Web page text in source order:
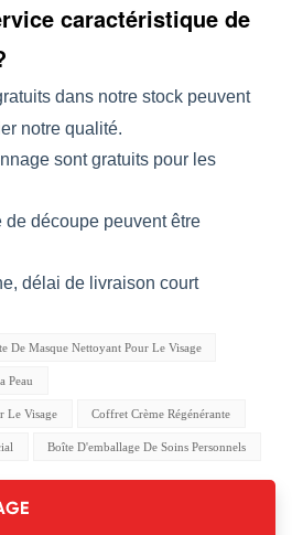
caractéristique de
dans notre stock peuvent
notre qualité.
sont gratuits pour les
découpe peuvent être
délai de livraison court
De Masque Nettoyant Pour Le Visage
Peau
Le Visage Coffret Crème Régénérante
Boîte D'emballage De Soins Personnels